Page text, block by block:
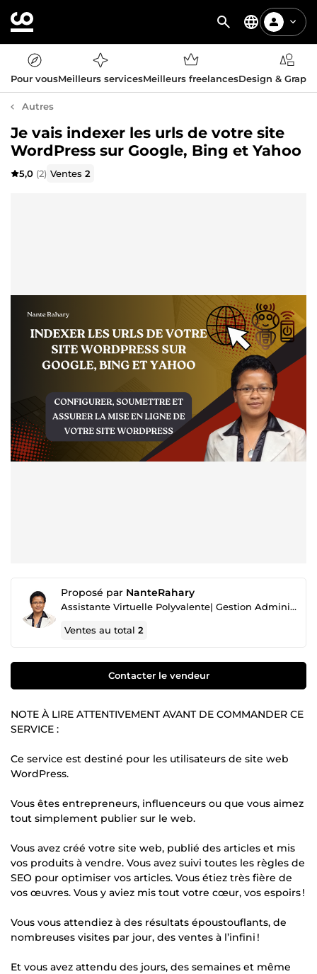
Pour vousMeilleurs servicesMeilleurs freelancesDesign &
Autres
Je vais indexer les urls de votre site
WordPress sur Google, Bing et Yahoo
5,0 (2) Ventes2
Proposé par NanteRahary
Assistante Virtuelle Polyvalente| Gestion Administrative et Contenu Digital
Ventes au total2
Contacter le vendeur
NOTE À LIRE ATTENTIVEMENT AVANT DE COMMANDER CE
SERVICE :
Ce service est destiné pour les utilisateurs de site web
WordPress.
Vous êtes entrepreneurs, influenceurs ou que vous aimez
tout simplement publier sur le web.
Vous avez créé votre site web, publié des articles et mis
vos produits à vendre. Vous avez suivi toutes les règles de
SEO pour optimiser vos articles. Vous étiez très fière de
vos œuvres. Vous y aviez mis tout votre cœur, vos espoirs !
Vous vous attendiez à des résultats époustouflants, de
nombreuses visites par jour, des ventes à l’infini !
Et vous avez attendu des jours, des semaines et même